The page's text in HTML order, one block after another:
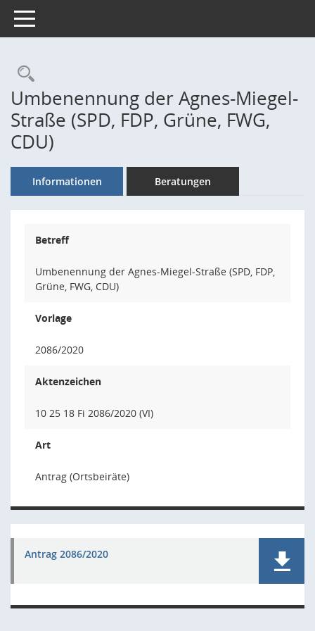
Toggle navigation
Rechercheauswahl
Umbenennung der Agnes-Miegel-
Straße (SPD, FDP, Grüne, FWG,
CDU)
Informationen Beratungen
Betreff
Umbenennung der Agnes-Miegel-Straße (SPD, FDP,
Grüne, FWG, CDU)
Vorlage
2086/2020
Aktenzeichen
10 25 18 Fi 2086/2020 (VI)
Art
Antrag (Ortsbeiräte)
Antrag 2086/2020